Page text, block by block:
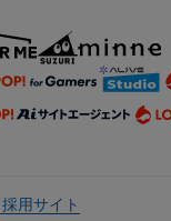
採用サイト